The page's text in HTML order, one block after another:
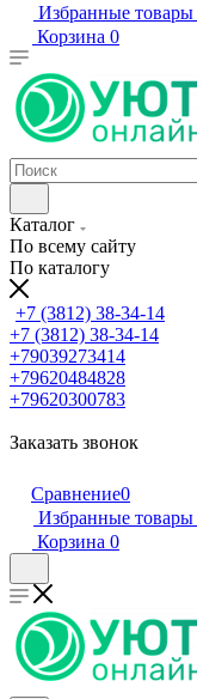
Избранные товары
Корзина 0
Каталог
По всему сайту
По каталогу
+7 (3812) 38-34-14
+7 (3812) 38-34-14
+79039273414
+79620484828
+79620300783
Заказать звонок
Сравнение0
Избранные товары
Корзина 0